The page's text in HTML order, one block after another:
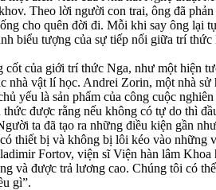
Theo lời người con trai, ông đã
cho quên đời đi. Mỗi khi say ông lại
biểu tượng của sự tiếp nối giữa trí
cốt của giới trí thức Nga, như một hiện
nhà vật lí học. Andrei Zorin, một nhà
yếu là sản phẩm của công cuộc
thức được rằng nếu không có tự do thì
ta đã tạo ra những điều kiện gần
thiết bị và không bị lôi kéo vào những
Fortov, viện sĩ Viện hàn lâm
và được trả lương cao. Chúng tôi có
gì”.